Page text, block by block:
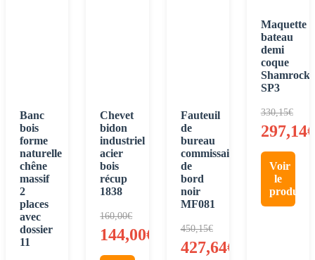
Banc
bois
forme
naturelle
chêne
massif
2
places
avec
dossier
11
Chevet
bidon
industriel
acier
bois
récup
1838
160,00€
144,00€
Fauteuil
de
bureau
commissaire
de
bord
noir
MF081
450,15€
427,64€
Maquette
bateau
demi
coque
Shamrock
SP3
330,15€
297,14€
Voir
le
produit